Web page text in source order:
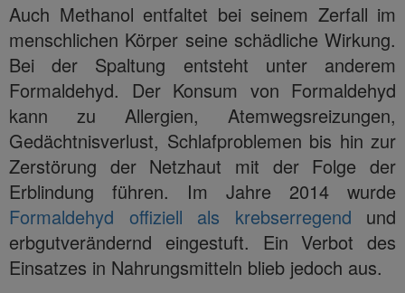
Auch Methanol entfaltet bei seinem Zerfall im
menschlichen Körper seine schädliche Wirkung.
Bei der Spaltung entsteht unter anderem
Formaldehyd. Der Konsum von Formaldehyd
kann zu Allergien, Atemwegsreizungen,
Gedächtnisverlust, Schlafproblemen bis hin zur
Zerstörung der Netzhaut mit der Folge der
Erblindung führen. Im Jahre 2014 wurde
Formaldehyd offiziell als krebserregend und
erbgutverändernd eingestuft. Ein Verbot des
Einsatzes in Nahrungsmitteln blieb jedoch aus.